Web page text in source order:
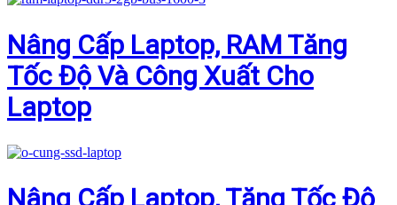
Nâng Cấp Laptop, RAM Tăng
Tốc Độ Và Công Xuất Cho
Laptop
Nâng Cấp Laptop, Tăng Tốc Độ